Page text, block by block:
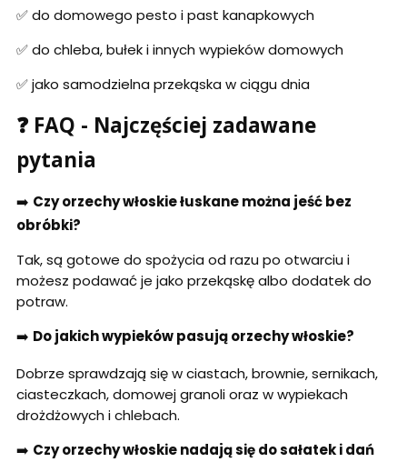
✅ do domowego pesto i past kanapkowych
✅ do chleba, bułek i innych wypieków domowych
✅ jako samodzielna przekąska w ciągu dnia
❓ FAQ - Najczęściej zadawane
pytania
➡️ Czy orzechy włoskie łuskane można jeść bez
obróbki?
Tak, są gotowe do spożycia od razu po otwarciu i
możesz podawać je jako przekąskę albo dodatek do
potraw.
➡️ Do jakich wypieków pasują orzechy włoskie?
Dobrze sprawdzają się w ciastach, brownie, sernikach,
ciasteczkach, domowej granoli oraz w wypiekach
drożdżowych i chlebach.
➡️ Czy orzechy włoskie nadają się do sałatek i dań